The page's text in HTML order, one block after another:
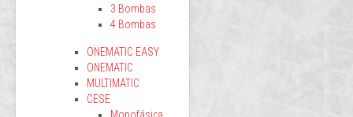
3 Bombas
4 Bombas
ONEMATIC EASY
ONEMATIC
MULTIMATIC
CESE